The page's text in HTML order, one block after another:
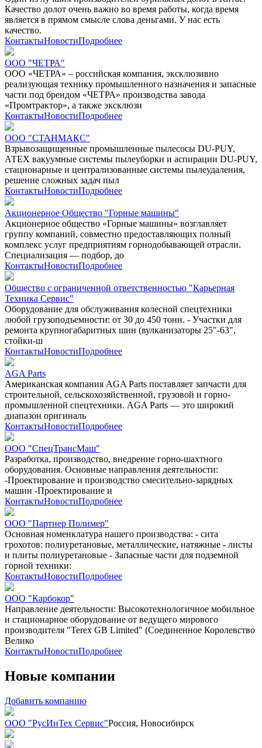
Качество долот очень важно во время работы, когда время
является в прямом смысле слова деньгами. У нас есть
качество.
КонтактыНовостиПодробнее
ООО "ЧЕТРА"
ООО «ЧЕТРА» – российская компания, эксклюзивно
реализующая технику промышленного назначения и запасные
части под брендом «ЧЕТРА» производства завода
«Промтрактор», а также эксклюзи
КонтактыНовостиПодробнее
ООО "СТАНМАКС"
Взрывозащищенные промышленные пылесосы DU-PUY,
АТЕХ вакуумные системы пылеуборки и аспирации DU-PUY,
стационарные и централизованные системы пылеудаления,
решение сложных задач пыл
КонтактыНовостиПодробнее
Акционерное Общество "Горные машины"
Акционерное общество «Горные машины» возглавляет
группу компаний, совместно предоставляющих полный
комплекс услуг предприятиям горнодобывающей отрасли.
Специализация — подбор, до
КонтактыНовостиПодробнее
Общество с ограниченной ответственностью "Карьерная
Техника Сервис"
Оборудование для обслуживания колесной спецтехники
любой грузоподъемности: от 30 до 450 тонн. - Участки для
ремонта крупногабаритных шин (вулканизаторы 25"-63",
стойки-ш
КонтактыНовостиПодробнее
AGA Parts
Американская компания AGA Parts поставляет запчасти для
строительной, сельскохозяйственной, грузовой и горно-
промышленной спецтехники. AGA Parts — это широкий
диапазон оригиналь
КонтактыНовостиПодробнее
ООО "СпецТрансМаш"
Разработка, производство, внедрение горно-шахтного
оборудования. Основные направления деятельности:
-Проектирование и производство смесительно-зарядных
машин -Проектирование и
КонтактыНовостиПодробнее
ООО "Партнер Полимер"
Основная номенклатура нашего производства: - сита
грохотов: полиуретановые, металлические, натяжные - листы
и плиты полиуретановые - Запасные части для подземной
горной техники:
КонтактыНовостиПодробнее
ООО "Карбокор"
Направление деятельности: Высокотехнологичное мобильное
и стационарное оборудование от ведущего мирового
производителя "Terex GB Limited" (Соединенное Королевство
Велико
КонтактыНовостиПодробнее
Новые компании
Добавить компанию
ООО "РусИнТех Сервис"Россия, Новосибирск